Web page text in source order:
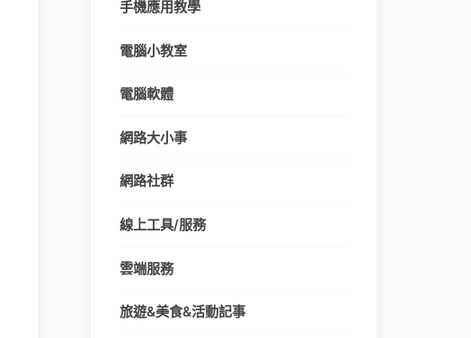
手機應用教學
電腦小教室
電腦軟體
網路大小事
網路社群
線上工具/服務
雲端服務
旅遊&美食&活動記事